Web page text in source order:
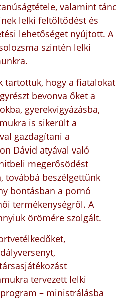
valamint tánc
lelki feltöltődést és
lehetőséget nyújtott. A
szintén lelki
tartottuk, hogy a fiatalokat
bevonva őket a
gyerekvigyázásba,
is sikerült a
gazdagítani a
Dávid atyával való
megerősödést
továbbá beszélgettünk
bontásban a pornó
termékenységről. A
örömére szolgált.
tervezett lelki
– ministrálásba